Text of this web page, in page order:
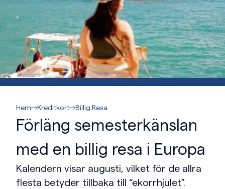
Hem Kreditkort Billig Resa
Förläng semesterkänslan
med en billig resa i Europa
Kalendern visar augusti, vilket för de allra
flesta betyder tillbaka till “ekorrhjulet”.